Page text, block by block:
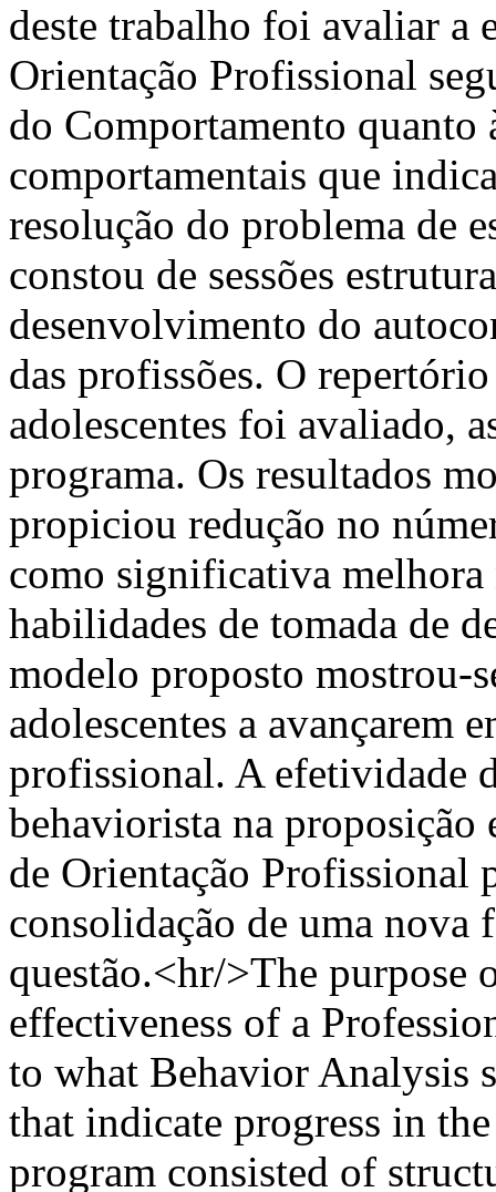
deste trabalho foi avaliar a
Orientação Profissional
do Comportamento quanto
comportamentais que
resolução do problema de
constou de sessões
desenvolvimento do
das profissões. O
adolescentes foi avaliado,
programa. Os resultados
propiciou redução no
como significativa melhora
habilidades de tomada de
modelo proposto mostrou-
adolescentes a avançarem
profissional. A efetividade
behaviorista na proposição
de Orientação Profissional
consolidação de uma nova
questão.<hr/>The purpose
effectiveness of a
to what Behavior Analysis
that indicate progress in
program consisted of